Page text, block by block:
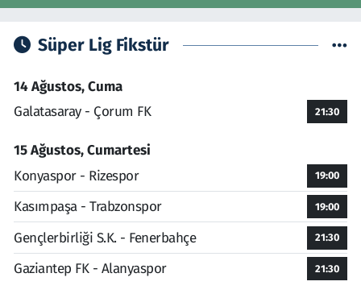
Süper Lig Fikstür
14 Ağustos, Cuma
Galatasaray - Çorum FK
21:30
15 Ağustos, Cumartesi
Konyaspor - Rizespor
19:00
Kasımpaşa - Trabzonspor 19:00
Gençlerbirliği S.K. - Fenerbahçe 21:30
Gaziantep FK - Alanyaspor 21:30